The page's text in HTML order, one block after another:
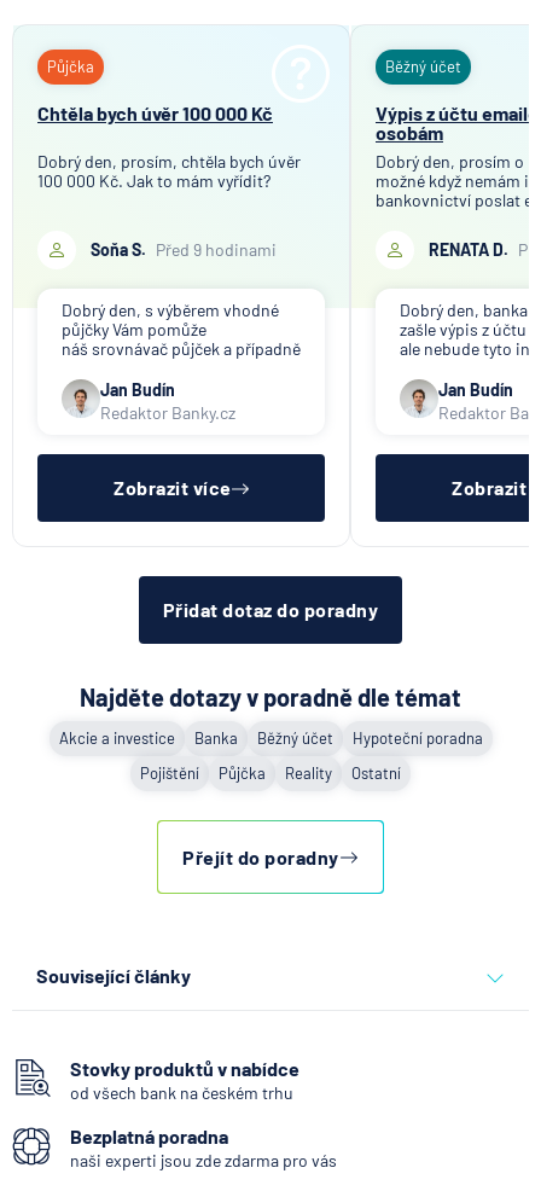
Stavební spořitelna České spořitelny
SV pojišťovna
Trinity Bank
UniCredit Bank
UNIQA penzijní společnost
UNIQA pojišťovna
Volksbank Löbau-Zittau eG
Všeobecná zdravotní pojišťovna
Východosaská spořitelna Drážďany
Půjčka
Chtěla bych úvěr 100 000 Kč
Dobrý den, prosím, chtěla bych úvěr
100 000 Kč. Jak to mám vyřídit?
Soňa S. Před 9 hodinami
Dobrý den, s výběrem vhodné
půjčky Vám pomůže
náš srovnávač půjček a případně
půjček. Pro získání půjčky je
třeba mít dostatečný příjem,
nebýt ve zkušební ani výpovědní
Jan Budín
Redaktor Banky.cz
Zobrazit více
Běžný účet
Výpis z účtu
osobám
Dobrý den, prosím o
možné když nemám
bankovnictví poslat
společnosti, které
účelem ověření
RENATA D.
Dobrý den, banka
zašle výpis z účtu
ale nebude tyto
společnosti).
přeposlání emailu
jiným osobám či
Jan Budín
Redaktor
Zobrazit
Přidat dotaz do poradny
Najděte dotazy v poradně dle témat
Akcie a investice Banka Běžný účet
Hypoteční poradna
Pojištění
Půjčka Reality Ostatní
Přejít do poradny
Související články
přímo v Partners App
Stovky produktů v nabídce
od všech bank na českém trhu
Bezplatná poradna
naši experti jsou zde zdarma pro vás